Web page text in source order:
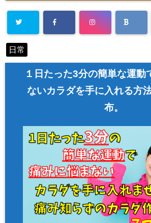
defined array
key "Twitter"
/home/asa
blic_html/w
ugins/sns-c
on
日常
１日たった3分の簡単な運動
ないカラダを手に入れる方
布。